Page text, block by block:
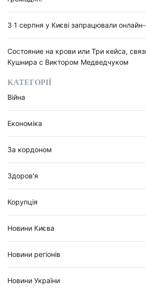
З 1 серпня у Києві запрацювали онлайн-
Состояние на крови или Три кейса,
Кушнира с Виктором Медведчуком
КАТЕГОРІЇ
Війна
Економіка
За кордоном
Здоров'я
Корупція
Новини Києва
Новини регіонів
Новини України